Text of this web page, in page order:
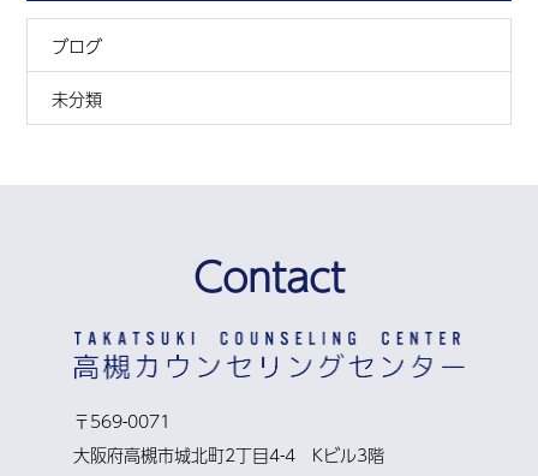
ブログ
未分類
Contact
〒569-0071
大阪府高槻市城北町2丁目4-4 Kビル3階